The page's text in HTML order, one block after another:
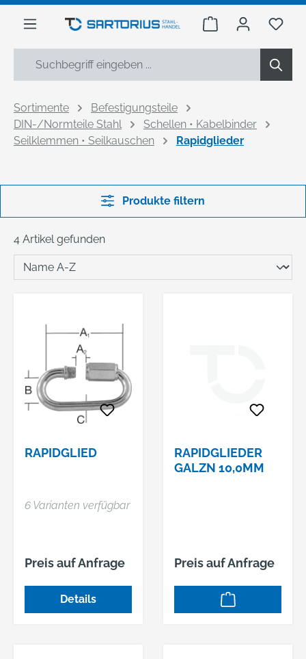
springen
Warenkorb Du
Sortimente
Befestigungsteile
DIN-/Normteile Stahl
Schellen • Kabelbinder
Seilklemmen • Seilkauschen
Rapidglieder
Produkte filtern
4 Artikel gefunden
RAPIDGLIED
6 Varianten verfügbar
Preis auf Anfrage
Details
RAPIDGLIEDER
GALZN 10,0MM
Preis auf Anfrage